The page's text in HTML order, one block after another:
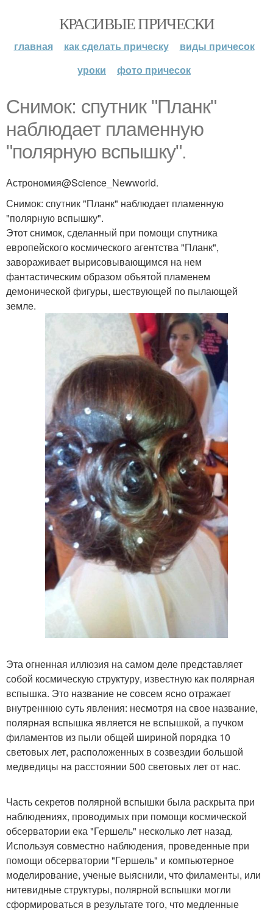
КРАСИВЫЕ ПРИЧЕСКИ
главная как сделать прическу
виды причесок
уроки
фото причесок
Снимок: спутник "Планк"
наблюдает пламенную
"полярную вспышку".
Астрономия@Science_Newworld.
Снимок: спутник "Планк" наблюдает пламенную
"полярную вспышку".
Этот снимок, сделанный при помощи спутника
европейского космического агентства "Планк",
завораживает вырисовывающимся на нем
фантастическим образом объятой пламенем
демонической фигуры, шествующей по пылающей
земле.
Эта огненная иллюзия на самом деле представляет
собой космическую структуру, известную как полярная
вспышка. Это название не совсем ясно отражает
внутреннюю суть явления: несмотря на свое название,
полярная вспышка является не вспышкой, а пучком
филаментов из пыли общей шириной порядка 10
световых лет, расположенных в созвездии большой
медведицы на расстоянии 500 световых лет от нас.
Часть секретов полярной вспышки была раскрыта при
наблюдениях, проводимых при помощи космической
обсерватории ека "Гершель" несколько лет назад.
Используя совместно наблюдения, проведенные при
помощи обсерватории "Гершель" и компьютерное
моделирование, ученые выяснили, что филаменты, или
нитевидные структуры, полярной вспышки могли
сформироваться в результате того, что медленные